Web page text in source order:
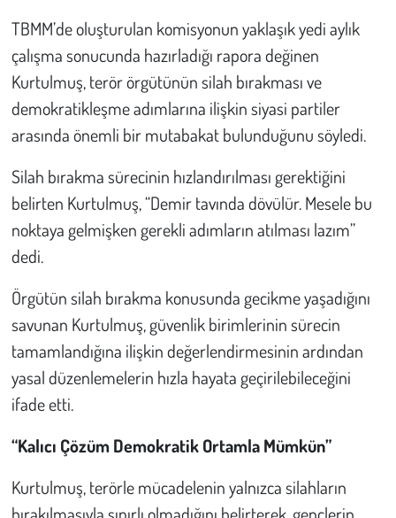
TBMM’de oluşturulan komisyonun yaklaşık yedi aylık
çalışma sonucunda hazırladığı rapora değinen
Kurtulmuş, terör örgütünün silah bırakması ve
demokratikleşme adımlarına ilişkin siyasi partiler
arasında önemli bir mutabakat bulunduğunu söyledi.
Silah bırakma sürecinin hızlandırılması gerektiğini
belirten Kurtulmuş, “Demir tavında dövülür. Mesele bu
noktaya gelmişken gerekli adımların atılması lazım”
dedi.
Örgütün silah bırakma konusunda gecikme yaşadığını
savunan Kurtulmuş, güvenlik birimlerinin sürecin
tamamlandığına ilişkin değerlendirmesinin ardından
yasal düzenlemelerin hızla hayata geçirilebileceğini
ifade etti.
“Kalıcı Çözüm Demokratik Ortamla Mümkün”
Kurtulmuş, terörle mücadelenin yalnızca silahların